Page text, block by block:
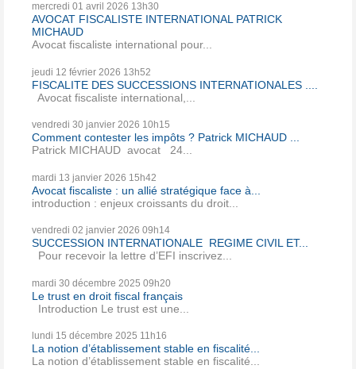
mercredi 01 avril 2026 13h30
AVOCAT FISCALISTE INTERNATIONAL PATRICK
MICHAUD
Avocat fiscaliste international pour...
jeudi 12 février 2026 13h52
FISCALITE DES SUCCESSIONS INTERNATIONALES ....
Avocat fiscaliste international,...
vendredi 30 janvier 2026 10h15
Comment contester les impôts ? Patrick MICHAUD ...
Patrick MICHAUD avocat 24...
mardi 13 janvier 2026 15h42
Avocat fiscaliste : un allié stratégique face à...
introduction : enjeux croissants du droit...
vendredi 02 janvier 2026 09h14
SUCCESSION INTERNATIONALE REGIME CIVIL ET...
Pour recevoir la lettre d’EFI inscrivez...
mardi 30 décembre 2025 09h20
Le trust en droit fiscal français
Introduction Le trust est une...
lundi 15 décembre 2025 11h16
La notion d’établissement stable en fiscalité...
La notion d’établissement stable en fiscalité...